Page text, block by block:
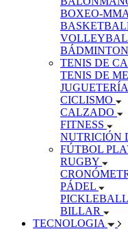
BOXEO-
BÁDMINTON
TENIS DE
TENIS DE
JUGUETERÍA
CICLISMO
CALZADO
FITNESS
NUTRICIÓN
FÚTBOL
RUGBY
PÁDEL
PICKLEBALL
BILLAR
TECNOLOGIA